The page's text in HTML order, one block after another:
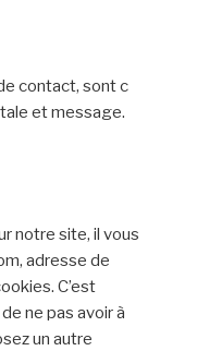
contact, sont c
et message.
notre site, il vous
adresse de
C’est
ne pas avoir à
un autre